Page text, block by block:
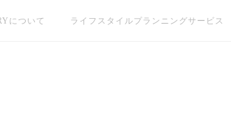
について ライフスタイルプランニングサービス